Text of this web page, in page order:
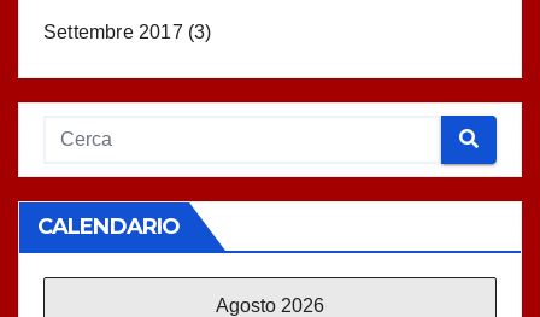
Settembre 2017 (3)
CALENDARIO
Agosto 2026